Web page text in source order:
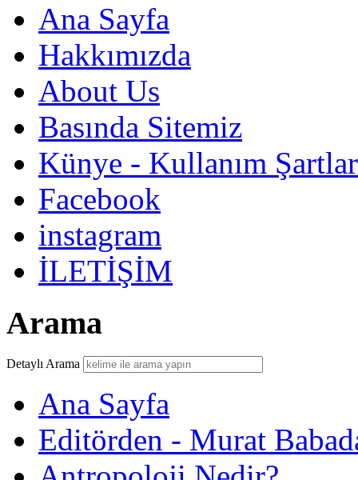
Ana Sayfa
Hakkımızda
About Us
Basında Sitemiz
Künye - Kullanım
Facebook
instagram
İLETİŞİM
Arama
Detaylı Arama
Ana Sayfa
Editörden - Murat